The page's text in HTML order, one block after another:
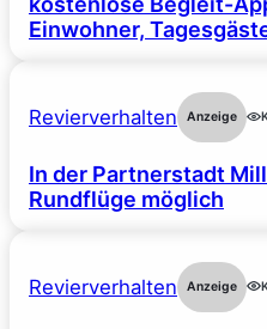
Einwohner,
Revierverhalten Anzeige
In der Partnerstadt
Rundflüge möglich
Revierverhalten Anzeige